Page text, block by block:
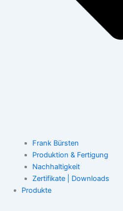
Frank Bürsten
Produktion & Fertigung
Nachhaltigkeit
Zertifikate | Downloads
Produkte